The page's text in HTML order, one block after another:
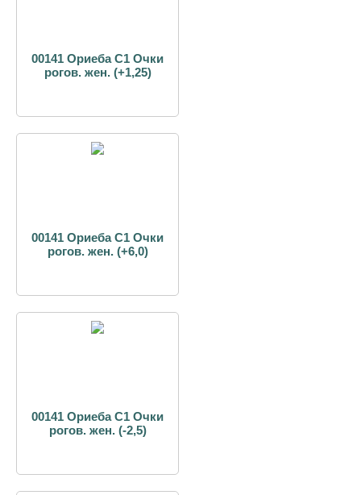
00141 Ориеба С1 Очки
рогов. жен. (+1,25)
00141 Ориеба С1 Очки
рогов. жен. (+6,0)
00141 Ориеба С1 Очки
рогов. жен. (-2,5)